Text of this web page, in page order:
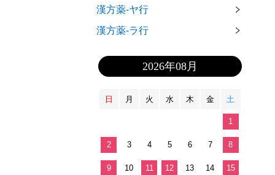
漢方薬-ヤ行
漢方薬-ラ行
2026年08月
日 月 火 水 木 金 土
1
2 3 4 5 6 7 8
9 10 11 12 13 14 15